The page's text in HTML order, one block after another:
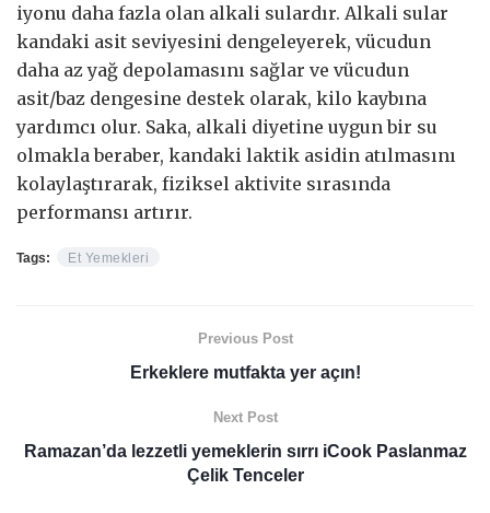
iyonu daha fazla olan alkali sulardır. Alkali sular
kandaki asit seviyesini dengeleyerek, vücudun
daha az yağ depolamasını sağlar ve vücudun
asit/baz dengesine destek olarak, kilo kaybına
yardımcı olur. Saka, alkali diyetine uygun bir su
olmakla beraber, kandaki laktik asidin atılmasını
kolaylaştırarak, fiziksel aktivite sırasında
performansı artırır.
Tags: Et Yemekleri
Previous Post
Erkeklere mutfakta yer açın!
Next Post
Ramazan’da lezzetli yemeklerin sırrı iCook Paslanmaz
Çelik Tenceler